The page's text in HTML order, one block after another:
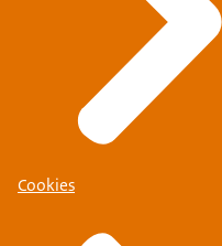
Cookies